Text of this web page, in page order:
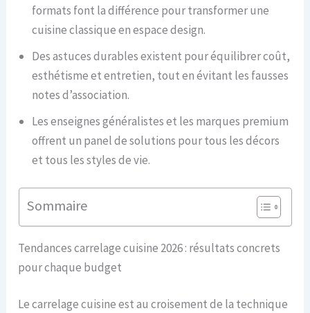
formats font la différence pour transformer une
cuisine classique en espace design.
Des astuces durables existent pour équilibrer coût,
esthétisme et entretien, tout en évitant les fausses
notes d’association.
Les enseignes généralistes et les marques premium
offrent un panel de solutions pour tous les décors
et tous les styles de vie.
Sommaire
Tendances carrelage cuisine 2026 : résultats concrets
pour chaque budget
Le carrelage cuisine est au croisement de la technique